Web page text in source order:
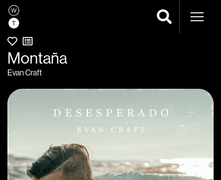
Montaña
Evan Craft